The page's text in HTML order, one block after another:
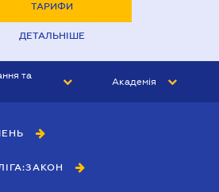
ТАРИФИ
ДЕТАЛЬНІШЕ
та
Академія